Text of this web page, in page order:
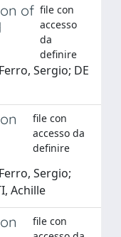
of file con
accesso
da
definire
Sergio; DE
file con
accesso da
definire
Sergio;
Achille
file con